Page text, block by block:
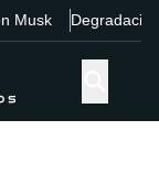
Musk Degradación